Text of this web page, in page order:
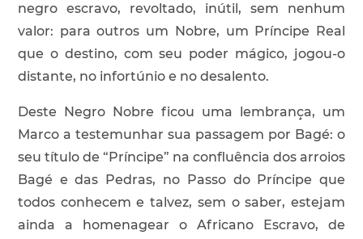
negro escravo, revoltado, inútil, sem nenhum
valor: para outros um Nobre, um Príncipe Real
que o destino, com seu poder mágico, jogou-o
distante, no infortúnio e no desalento.
Deste Negro Nobre ficou uma lembrança, um
Marco a testemunhar sua passagem por Bagé: o
seu título de “Príncipe” na confluência dos arroios
Bagé e das Pedras, no Passo do Príncipe que
todos conhecem e talvez, sem o saber, estejam
ainda a homenagear o Africano Escravo, de